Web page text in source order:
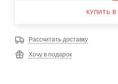
КУПИТЬ В
Рассчитать доставку
Хочу в подарок